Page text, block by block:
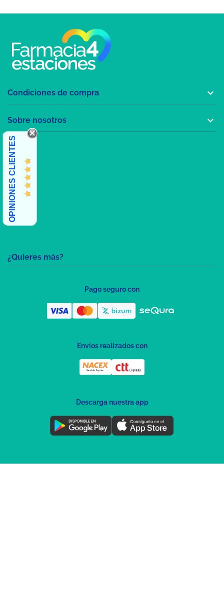
¿Quieres más?
Condiciones de compra 
Sobre nosotros 
OPINIONES CLIENTES
Pago seguro con
Envíos realizados con
Descarga nuestra app